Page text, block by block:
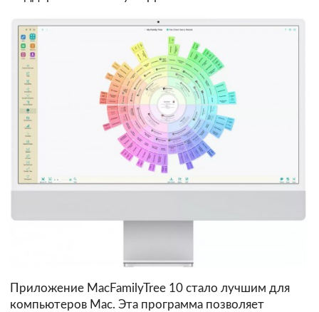
Приложение MacFamilyTree 10 стало лучшим для
компьютеров Mac. Эта программа позволяет